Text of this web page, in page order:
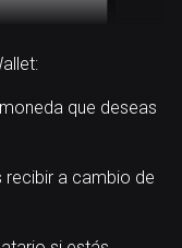
que deseas
a cambio de